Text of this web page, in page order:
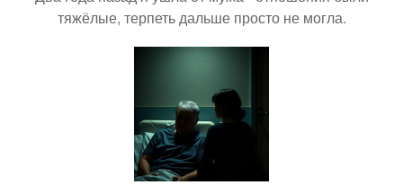
тяжёлые, терпеть дальше просто не могла.